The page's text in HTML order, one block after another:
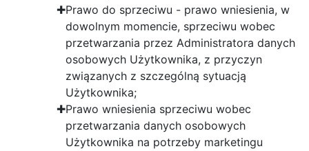
Prawo do sprzeciwu - prawo wniesienia, w
dowolnym momencie, sprzeciwu wobec
przetwarzania przez Administratora danych
osobowych Użytkownika, z przyczyn
związanych z szczególną sytuacją
Użytkownika;
Prawo wniesienia sprzeciwu wobec
przetwarzania danych osobowych
Użytkownika na potrzeby marketingu